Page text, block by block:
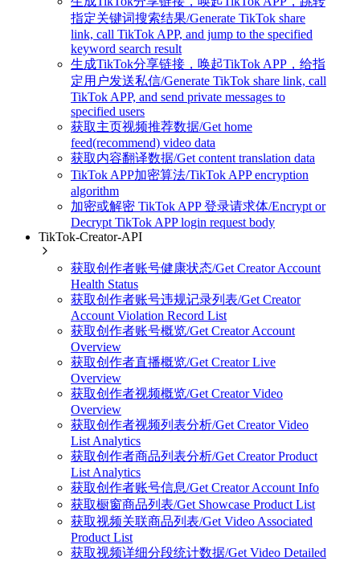
指定关键词搜索结果/Generate TikTok share
link, call TikTok APP, and jump to the specified
keyword search result
生成TikTok分享链接，唤起TikTok APP，给指
定用户发送私信/Generate TikTok share link, call
TikTok APP, and send private messages to
specified users
获取主页视频推荐数据/Get home
feed(recommend) video data
获取内容翻译数据/Get content translation data
TikTok APP加密算法/TikTok APP encryption
algorithm
加密或解密 TikTok APP 登录请求体/Encrypt or
Decrypt TikTok APP login request body
TikTok-Creator-API
获取创作者账号健康状态/Get Creator Account
Health Status
获取创作者账号违规记录列表/Get Creator
Account Violation Record List
获取创作者账号概览/Get Creator Account
Overview
获取创作者直播概览/Get Creator Live
Overview
获取创作者视频概览/Get Creator Video
Overview
获取创作者视频列表分析/Get Creator Video
List Analytics
获取创作者商品列表分析/Get Creator Product
List Analytics
获取创作者账号信息/Get Creator Account Info
获取橱窗商品列表/Get Showcase Product List
获取视频关联商品列表/Get Video Associated
Product List
获取视频详细分段统计数据/Get Video Detailed